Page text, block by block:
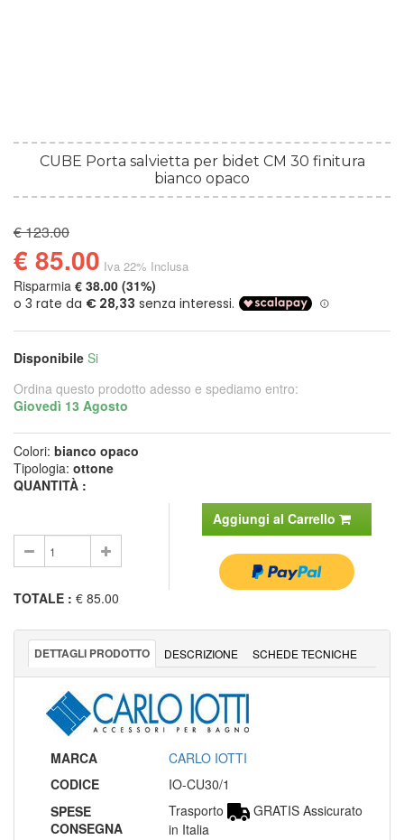
CUBE Porta salvietta per bidet CM 30 finitura
bianco opaco
€ 123.00
€ 85.00 Iva 22% Inclusa
Risparmia € 38.00 (31%)
Disponibile Si
Ordina questo prodotto adesso e spediamo entro:
Giovedì 13 Agosto
Colori: bianco opaco
Tipologia: ottone
QUANTITÀ :
Aggiungi al Carrello
TOTALE : € 85.00
DETTAGLI PRODOTTO DESCRIZIONE SCHEDE TECNICHE
MARCA
CARLO IOTTI
CODICE
IO-CU30/1
SPESE
CONSEGNA
Trasporto
GRATIS Assicurato
in Italia